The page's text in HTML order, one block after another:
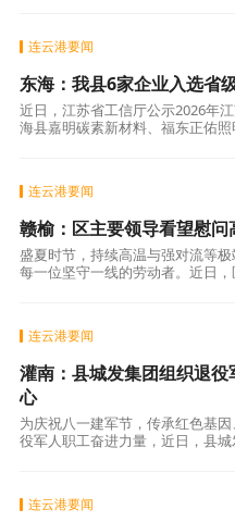
连云港要闻
东海：我县6家企业入选省
近日，江苏省工信厅公示2026年
海县嘉明碳素新材料、福东正佑
连云港要闻
赣榆：区主要领导看望慰
盛夏时节，持续高温与强对流等
每一位坚守一线的劳动者。近日
连云港要闻
灌南：县城发集团组织退
心
为庆祝八一建军节，传承红色基
役军人职工奋进力量，近日，县
连云港要闻